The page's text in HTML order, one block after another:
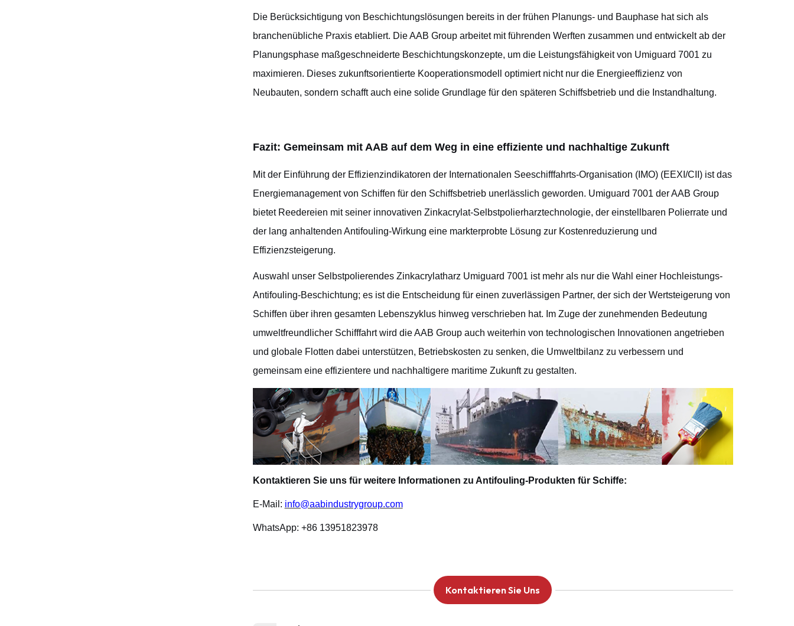
Die Berücksichtigung von Beschichtungslösungen bereits in der frühen Planungs- und Bauphase hat sich als
branchenübliche Praxis etabliert. Die AAB Group arbeitet mit führenden Werften zusammen und entwickelt ab der
Planungsphase maßgeschneiderte Beschichtungskonzepte, um die Leistungsfähigkeit von Umiguard 7001 zu
maximieren. Dieses zukunftsorientierte Kooperationsmodell optimiert nicht nur die Energieeffizienz von
Neubauten, sondern schafft auch eine solide Grundlage für den späteren Schiffsbetrieb und die Instandhaltung.
Fazit: Gemeinsam mit AAB auf dem Weg in eine effiziente und nachhaltige Zukunft
Mit der Einführung der Effizienzindikatoren der Internationalen Seeschifffahrts-Organisation (IMO) (EEXI/CII) ist das
Energiemanagement von Schiffen für den Schiffsbetrieb unerlässlich geworden. Umiguard 7001 der AAB Group
bietet Reedereien mit seiner innovativen Zinkacrylat-Selbstpolierharztechnologie, der einstellbaren Polierrate und
der lang anhaltenden Antifouling-Wirkung eine markterprobte Lösung zur Kostenreduzierung und
Effizienzsteigerung.
Auswahl unser Selbstpolierendes Zinkacrylatharz Umiguard 7001 ist mehr als nur die Wahl einer Hochleistungs-
Antifouling-Beschichtung; es ist die Entscheidung für einen zuverlässigen Partner, der sich der Wertsteigerung von
Schiffen über ihren gesamten Lebenszyklus hinweg verschrieben hat. Im Zuge der zunehmenden Bedeutung
umweltfreundlicher Schifffahrt wird die AAB Group auch weiterhin von technologischen Innovationen angetrieben
und globale Flotten dabei unterstützen, Betriebskosten zu senken, die Umweltbilanz zu verbessern und
gemeinsam eine effizientere und nachhaltigere maritime Zukunft zu gestalten.
Kontaktieren Sie uns für weitere Informationen zu Antifouling-Produkten für Schiffe:
E-Mail: info@aabindustrygroup.com
WhatsApp: +86 13951823978
Kontaktieren Sie Uns